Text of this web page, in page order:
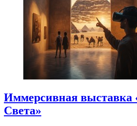
Иммерсивная выставка
Света»